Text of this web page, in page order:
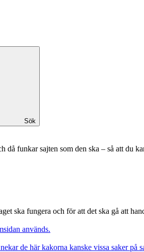
Sök
funkar sajten som den ska – så att du
ska fungera och för att det ska gå att
används.
de här kakorna kanske vissa saker